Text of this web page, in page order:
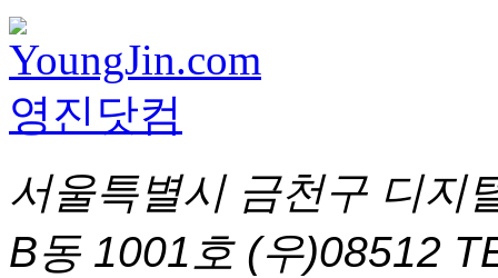
서울특별시 금천구 디지
B동 1001호 (우)08512